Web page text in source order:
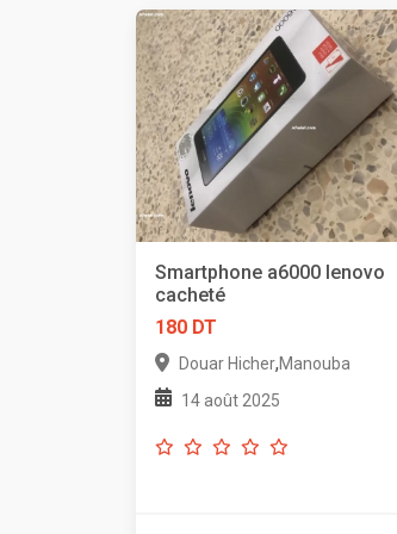
Smartphone a6000 lenovo
cacheté
180 DT
Douar Hicher,Manouba
14 août 2025